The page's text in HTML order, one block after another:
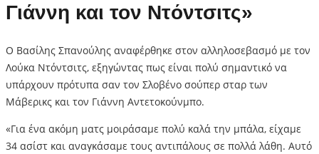
Γιάννη και τον Ντόντσιτς»
Ο Βασίλης Σπανούλης αναφέρθηκε στον αλληλοσεβασμό με τον
Λούκα Ντόντσιτς, εξηγώντας πως είναι πολύ σημαντικό να
υπάρχουν πρότυπα σαν τον Σλοβένο σούπερ σταρ των
Μάβερικς και τον Γιάννη Αντετοκούνμπο.
«Για ένα ακόμη ματς μοιράσαμε πολύ καλά την μπάλα, είχαμε
34 ασίστ και αναγκάσαμε τους αντιπάλους σε πολλά λάθη. Αυτό